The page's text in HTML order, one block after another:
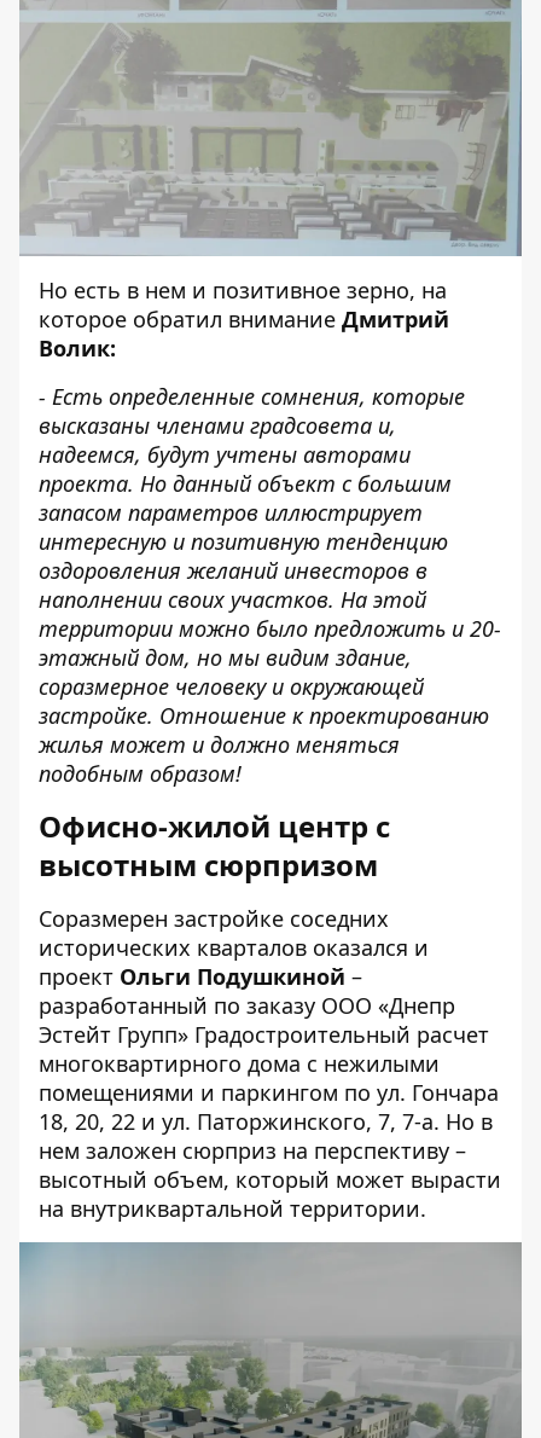
Но есть в нем и позитивное зерно, на
которое обратил внимание Дмитрий
Волик:
- Есть определенные сомнения, которые
высказаны членами градсовета и,
надеемся, будут учтены авторами
проекта. Но данный объект с большим
запасом параметров иллюстрирует
интересную и позитивную тенденцию
оздоровления желаний инвесторов в
наполнении своих участков. На этой
территории можно было предложить и 20-
этажный дом, но мы видим здание,
соразмерное человеку и окружающей
застройке. Отношение к проектированию
жилья может и должно меняться
подобным образом!
Офисно-жилой центр с
высотным сюрпризом
Соразмерен застройке соседних
исторических кварталов оказался и
проект Ольги Подушкиной –
разработанный по заказу ООО «Днепр
Эстейт Групп» Градостроительный расчет
многоквартирного дома с нежилыми
помещениями и паркингом по ул. Гончара
18, 20, 22 и ул. Паторжинского, 7, 7-а. Но в
нем заложен сюрприз на перспективу –
высотный объем, который может вырасти
на внутриквартальной территории.